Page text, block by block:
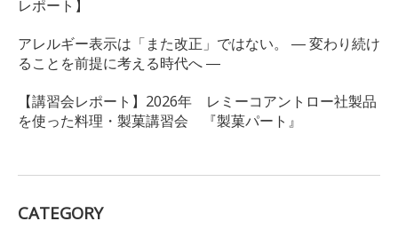
レポート】
アレルギー表示は「また改正」ではない。 ― 変わり続け
ることを前提に考える時代へ ―
【講習会レポート】2026年 レミーコアントロー社製品
を使った料理・製菓講習会 『製菓パート』
CATEGORY